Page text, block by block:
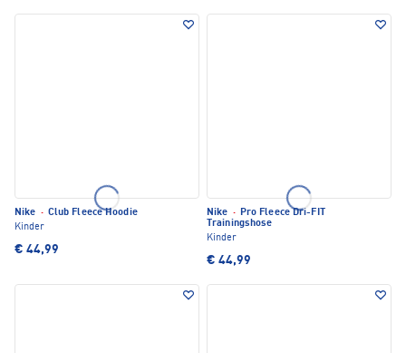
Nike · Club Fleece Hoodie
Kinder
€ 44,99
Nike · Pro Fleece Dri-FIT
Trainingshose
Kinder
€ 44,99